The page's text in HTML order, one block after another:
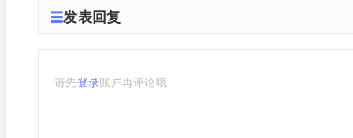
发表回复
请先登录账户再评论哦